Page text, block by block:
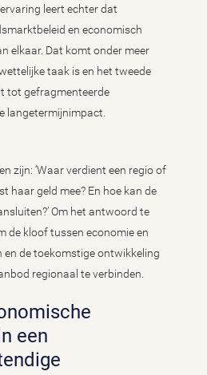
leert echter dat
en economisch
elkaar. Dat komt onder meer
taak is en het tweede
tot gefragmenteerde
langetermijnimpact.
zijn: ‘Waar verdient een regio of
haar geld mee? En hoe kan de
Om het antwoord te
de kloof tussen economie en
de toekomstige ontwikkeling
regionaal te verbinden.
een